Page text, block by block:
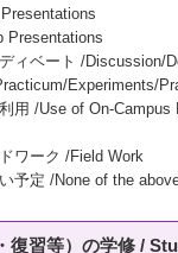
Presentations
ィベート /Discussion/
Experiments/
用 /Use of On-
ワーク /Field Work
予定 /None of the
復習等）の学修 /